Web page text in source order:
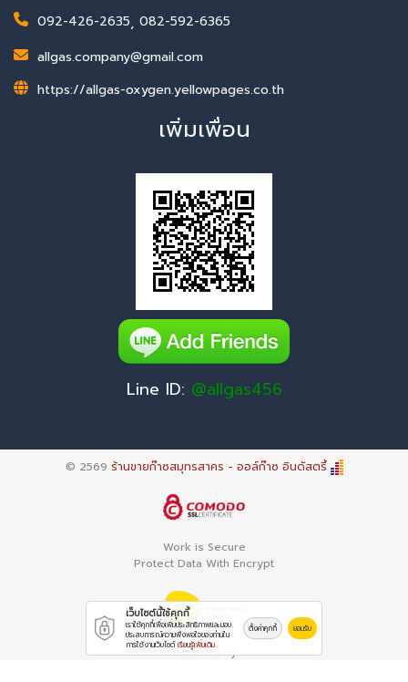
092-426-2635, 082-592-6365
allgas.company@gmail.com
https://allgas-oxygen.yellowpages.co.th
เพิ่มเพื่อน
Line ID: @allgas456
© 2569 ร้านขายก๊าซสมุทรสาคร - ออล์ก๊าซ อินดัสตรี้
Work is Secure
Protect Data With Encrypt
Powered By
เว็บไซต์นี้ใช้คุกกี้
เราใช้คุกกี้เพื่อเพิ่มประสิทธิภาพและมอบ
ประสบการณ์ความพึงพอใจของท่านใน
การใช้งานเว็บไซต์เรียนรู้เพิ่มเติม
ตั้งค่าคุกกี้ ยอมรับ